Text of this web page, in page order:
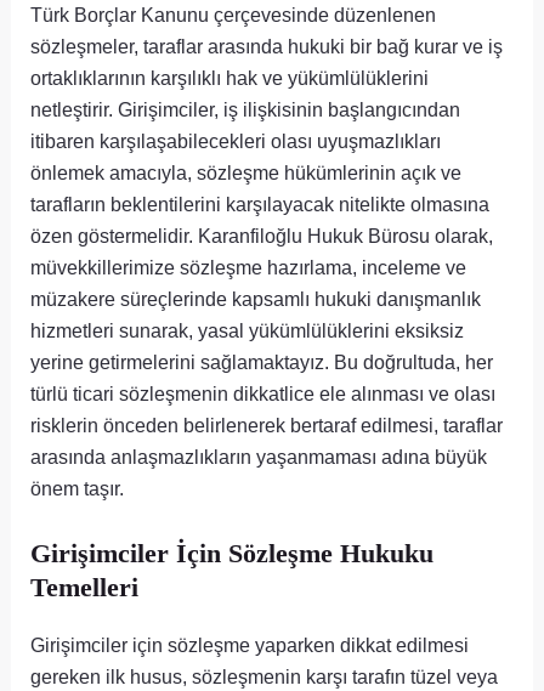
Türk Borçlar Kanunu çerçevesinde düzenlenen
sözleşmeler, taraflar arasında hukuki bir bağ kurar ve iş
ortaklıklarının karşılıklı hak ve yükümlülüklerini
netleştirir. Girişimciler, iş ilişkisinin başlangıcından
itibaren karşılaşabilecekleri olası uyuşmazlıkları
önlemek amacıyla, sözleşme hükümlerinin açık ve
tarafların beklentilerini karşılayacak nitelikte olmasına
özen göstermelidir. Karanfiloğlu Hukuk Bürosu olarak,
müvekkillerimize sözleşme hazırlama, inceleme ve
müzakere süreçlerinde kapsamlı hukuki danışmanlık
hizmetleri sunarak, yasal yükümlülüklerini eksiksiz
yerine getirmelerini sağlamaktayız. Bu doğrultuda, her
türlü ticari sözleşmenin dikkatlice ele alınması ve olası
risklerin önceden belirlenerek bertaraf edilmesi, taraflar
arasında anlaşmazlıkların yaşanmaması adına büyük
önem taşır.
Girişimciler İçin Sözleşme Hukuku
Temelleri
Girişimciler için sözleşme yaparken dikkat edilmesi
gereken ilk husus, sözleşmenin karşı tarafın tüzel veya